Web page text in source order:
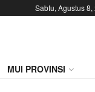
Sabtu, Agustus 8,
MUI PROVINSI